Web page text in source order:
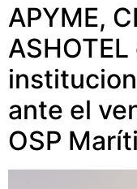
APYME,
ante el
OSP